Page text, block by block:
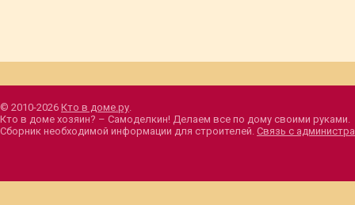
© 2010-2026 Кто в доме.ру.
Кто в доме хозяин? – Самоделкин! Делаем все по дому своими руками.
Сборник необходимой информации для строителей. Связь с